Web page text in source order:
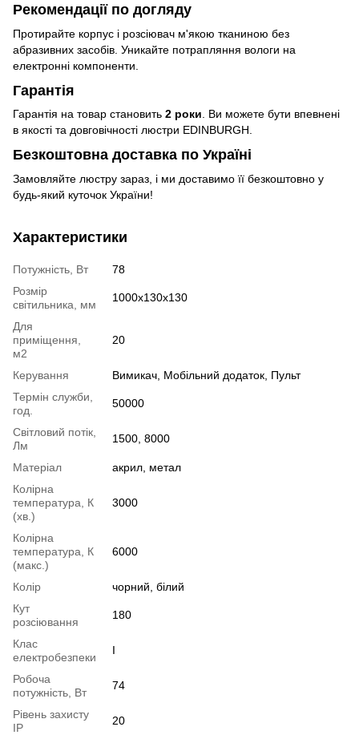
Рекомендації по догляду
Протирайте корпус і розсіювач м'якою тканиною без
абразивних засобів. Уникайте потрапляння вологи на
електронні компоненти.
Гарантія
Гарантія на товар становить 2 роки. Ви можете бути впевнені
в якості та довговічності люстри EDINBURGH.
Безкоштовна доставка по Україні
Замовляйте люстру зараз, і ми доставимо її безкоштовно у
будь-який куточок України!
Характеристики
Потужність, Вт
78
Розмір
світильника, мм
1000x130x130
Для
приміщення,
м2
20
Керування
Вимикач, Мобільний додаток, Пульт
Термін служби,
год.
50000
Світловий потік,
Лм
1500, 8000
Матеріал
акрил, метал
Колірна
температура, К
(хв.)
3000
Колірна
температура, К
(макс.)
6000
Колір
чорний, білий
Кут
розсіювання
180
Клас
електробезпеки
І
Робоча
потужність, Вт
74
Рівень захисту
IP
20